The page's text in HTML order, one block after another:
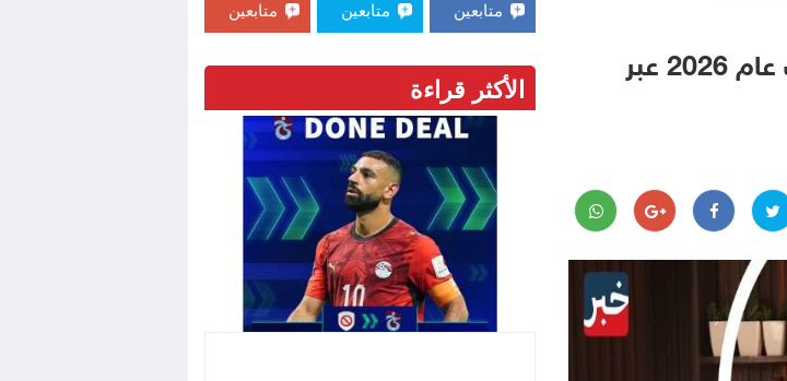
عصام خضيري يكشف كواليس أخطر ساعات عام 2026 عبر
متابعين
متابعين متابعين
الأكثر قراءة